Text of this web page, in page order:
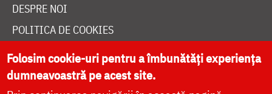
DESPRE NOI
POLITICA DE COOKIES
DONEAZĂ ONLINE PENTRU CATEDRALA NAȚIONALĂ
Folosim cookie-uri pentru a îmbunătăți experiența
dumneavoastră pe acest site.